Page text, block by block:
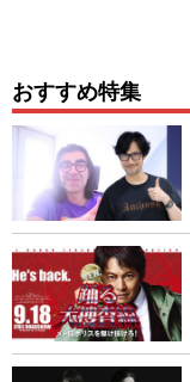
おすすめ特集